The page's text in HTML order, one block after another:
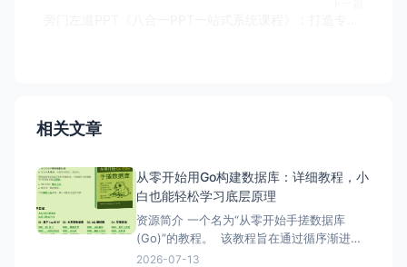
相关文章
从零开始用Go构建数据库：详细教程，小
白也能轻松学习底层原理
资源简介 一个名为“从零开始手搓数据库
(Go)”的教程。 该教程旨在通过循序渐进的
小步骤，手把手教读者使用Go语言从零开始
2026-07-13